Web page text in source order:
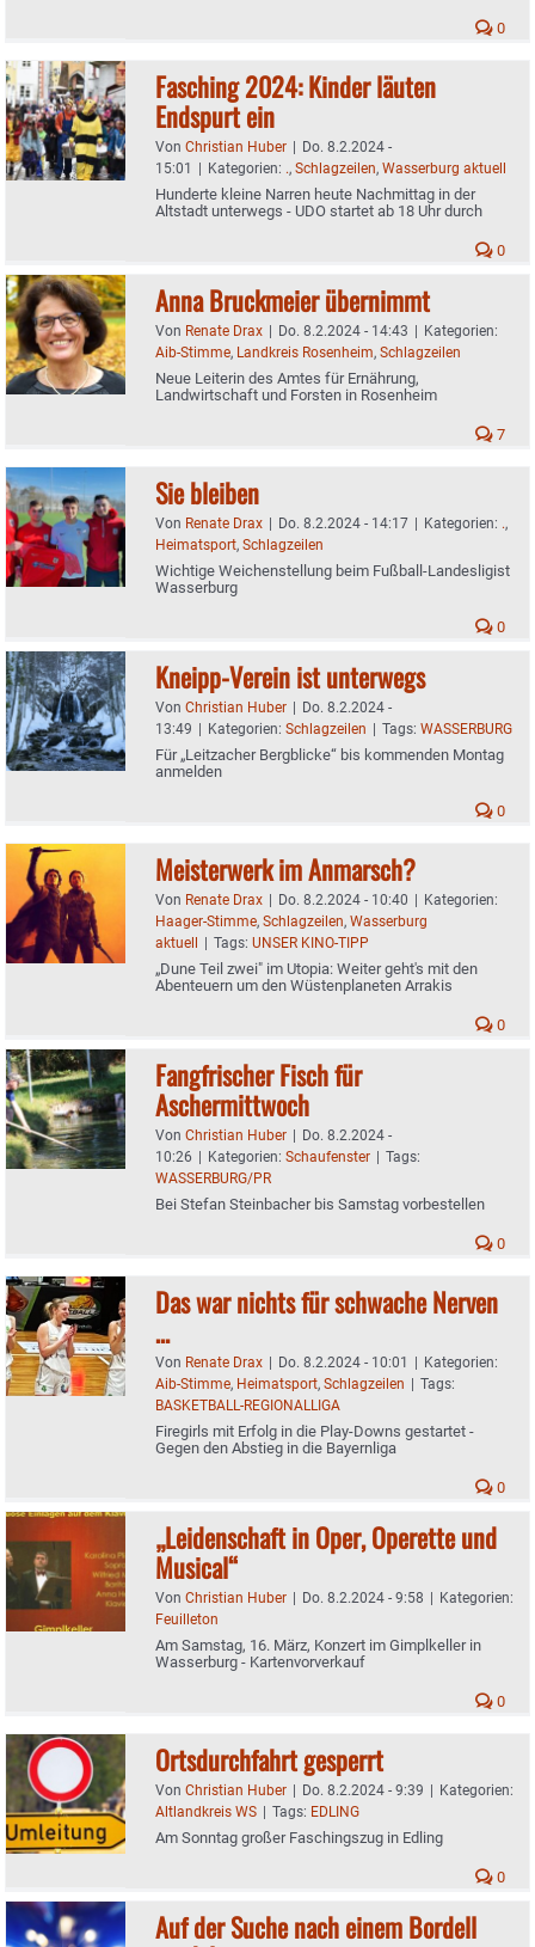
0
Fasching 2024: Kinder läuten
Endspurt ein
Von Christian Huber | Do. 8.2.2024 -
15:01 | Kategorien: ., Schlagzeilen, Wasserburg aktuell
Hunderte kleine Narren heute Nachmittag in der
Altstadt unterwegs - UDO startet ab 18 Uhr durch
0
Anna Bruckmeier übernimmt
Von Renate Drax | Do. 8.2.2024 - 14:43 | Kategorien:
Aib-Stimme, Landkreis Rosenheim, Schlagzeilen
Neue Leiterin des Amtes für Ernährung,
Landwirtschaft und Forsten in Rosenheim
7
Sie bleiben
Von Renate Drax | Do. 8.2.2024 - 14:17 | Kategorien: .,
Heimatsport, Schlagzeilen
Wichtige Weichenstellung beim Fußball-Landesligist
Wasserburg
0
Kneipp-Verein ist unterwegs
Von Christian Huber | Do. 8.2.2024 -
13:49 | Kategorien: Schlagzeilen | Tags: WASSERBURG
Für „Leitzacher Bergblicke“ bis kommenden Montag
anmelden
0
Meisterwerk im Anmarsch?
Von Renate Drax | Do. 8.2.2024 - 10:40 | Kategorien:
Haager-Stimme, Schlagzeilen, Wasserburg
aktuell | Tags: UNSER KINO-TIPP
„Dune Teil zwei" im Utopia: Weiter geht's mit den
Abenteuern um den Wüstenplaneten Arrakis
0
Fangfrischer Fisch für
Aschermittwoch
Von Christian Huber | Do. 8.2.2024 -
10:26 | Kategorien: Schaufenster | Tags:
WASSERBURG/PR
Bei Stefan Steinbacher bis Samstag vorbestellen
0
Das war nichts für schwache Nerven
…
Von Renate Drax | Do. 8.2.2024 - 10:01 | Kategorien:
Aib-Stimme, Heimatsport, Schlagzeilen | Tags:
BASKETBALL-REGIONALLIGA
Firegirls mit Erfolg in die Play-Downs gestartet -
Gegen den Abstieg in die Bayernliga
0
„Leidenschaft in Oper, Operette und
Musical“
Von Christian Huber | Do. 8.2.2024 - 9:58 | Kategorien:
Feuilleton
Am Samstag, 16. März, Konzert im Gimplkeller in
Wasserburg - Kartenvorverkauf
0
Ortsdurchfahrt gesperrt
Von Christian Huber | Do. 8.2.2024 - 9:39 | Kategorien:
Altlandkreis WS | Tags: EDLING
Am Sonntag großer Faschingszug in Edling
0
Auf der Suche nach einem Bordell